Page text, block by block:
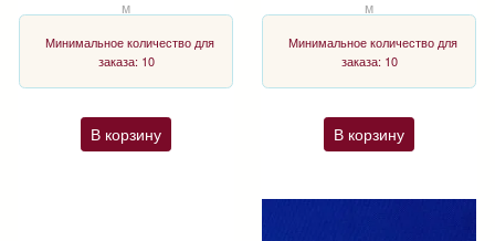
м
Минимальное количество для
заказа: 10
В корзину
м
Минимальное количество для
заказа: 10
В корзину